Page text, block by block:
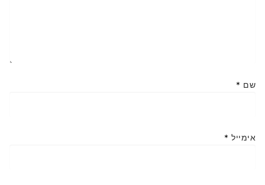
שם *
אימייל *